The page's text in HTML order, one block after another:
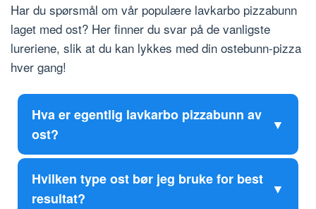
Har du spørsmål om vår populære lavkarbo pizzabunn
laget med ost? Her finner du svar på de vanligste
lureriene, slik at du kan lykkes med din ostebunn-pizza
hver gang!
Hva er egentlig lavkarbo pizzabunn av
ost?
Hvilken type ost bør jeg bruke for best
resultat?